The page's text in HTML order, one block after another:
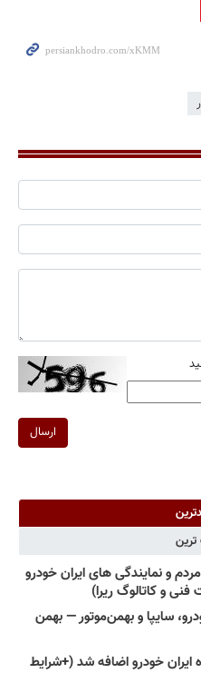
ارسال
و نمایندگی های ایران خودرو
و کاتالوگ ریرا)
سایپا و بهمن‌موتور — بهمن
ایران خودرو اضافه شد (+شرایط